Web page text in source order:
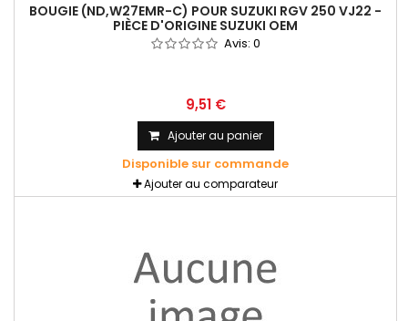
BOUGIE (ND,W27EMR-C) POUR SUZUKI RGV 250 VJ22 -
PIÈCE D'ORIGINE SUZUKI OEM
Avis: 0
9,51 €
Ajouter au panier
Disponible sur commande
Ajouter au comparateur